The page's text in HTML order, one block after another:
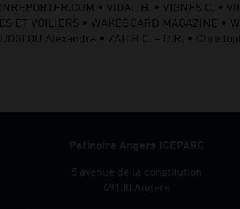
• VIDAL H. • VIGNES C. •
ET VOILIERS • WAKEBOARD MAGAZINE
Alexandra • ZAITH C. – D.R. •
Patinoire Angers ICEPARC
5 avenue de la constitution
49100 Angers